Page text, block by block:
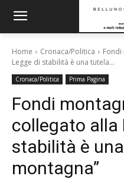
Home Cronaca/Politica
Fondi
Legge di stabilità è una tutela...
Cronaca/Politica Prima Pagina
Fondi
collegato alla
stabilità è
montagna”